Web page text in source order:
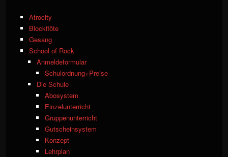
Atrocity
Blockflöte
Gesang
School of Rock
Anmeldeformular
Schulordnung+Preise
Die Schule
Abosystem
Einzelunterricht
Gruppenunterricht
Gutscheinsystem
Konzept
Lehrplan